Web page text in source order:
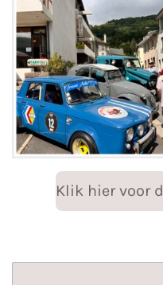
Klik hier voor